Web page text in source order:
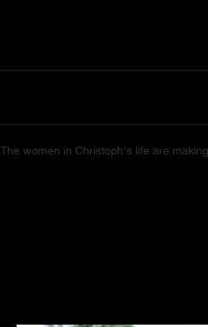
The women in Christoph's life are